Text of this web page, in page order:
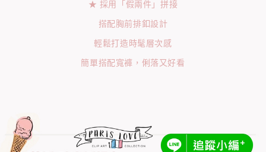
★ 採用「假兩件」拼接
搭配胸前排釦設計
輕鬆打造時髦層次感
簡單搭配寬褲，俐落又好看